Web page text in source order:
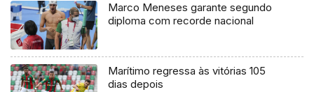
Marco Meneses garante segundo
diploma com recorde nacional
Marítimo regressa às vitórias 105
dias depois